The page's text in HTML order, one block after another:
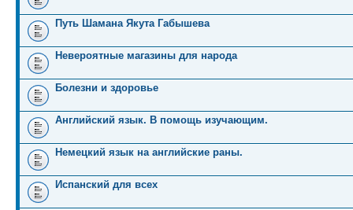
Путь Шамана Якута Габышева
Невероятные магазины для народа
Болезни и здоровье
Английский язык. В помощь изучающим.
Немецкий язык на английские раны.
Испанский для всех